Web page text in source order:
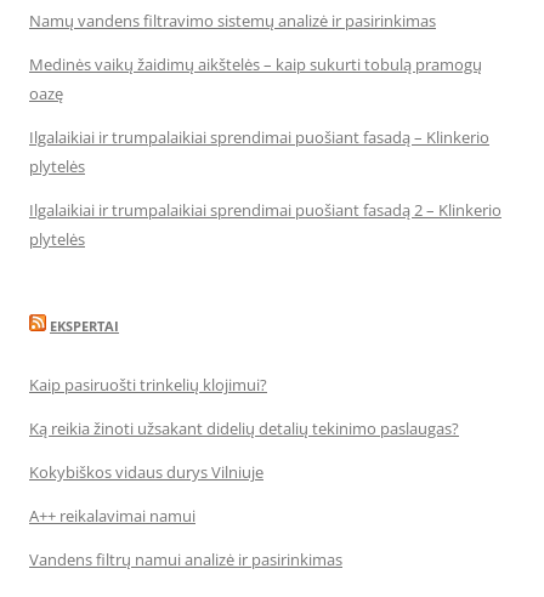
Namų vandens filtravimo sistemų analizė ir pasirinkimas
Medinės vaikų žaidimų aikštelės – kaip sukurti tobulą pramogų
oazę
Ilgalaikiai ir trumpalaikiai sprendimai puošiant fasadą – Klinkerio
plytelės
Ilgalaikiai ir trumpalaikiai sprendimai puošiant fasadą 2 – Klinkerio
plytelės
EKSPERTAI
Kaip pasiruošti trinkelių klojimui?
Ką reikia žinoti užsakant didelių detalių tekinimo paslaugas?
Kokybiškos vidaus durys Vilniuje
A++ reikalavimai namui
Vandens filtrų namui analizė ir pasirinkimas